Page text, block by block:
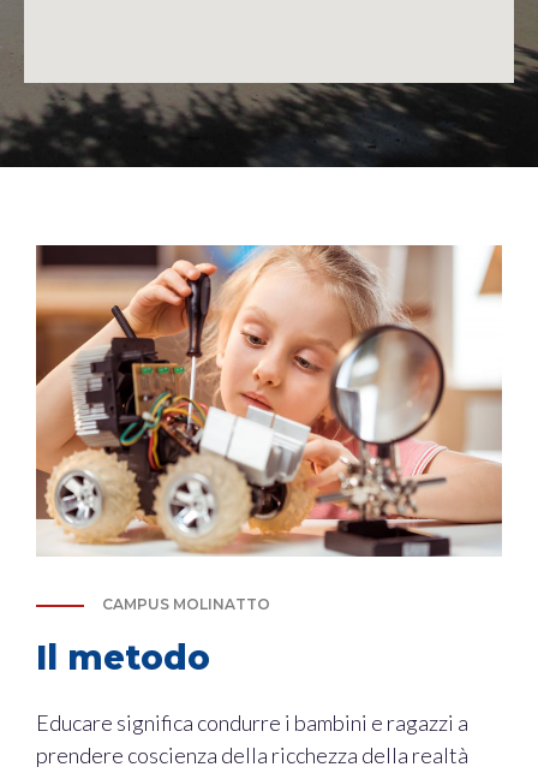
CAMPUS MOLINATTO
Il metodo
Educare significa condurre i bambini e ragazzi a
prendere coscienza della ricchezza della realtà